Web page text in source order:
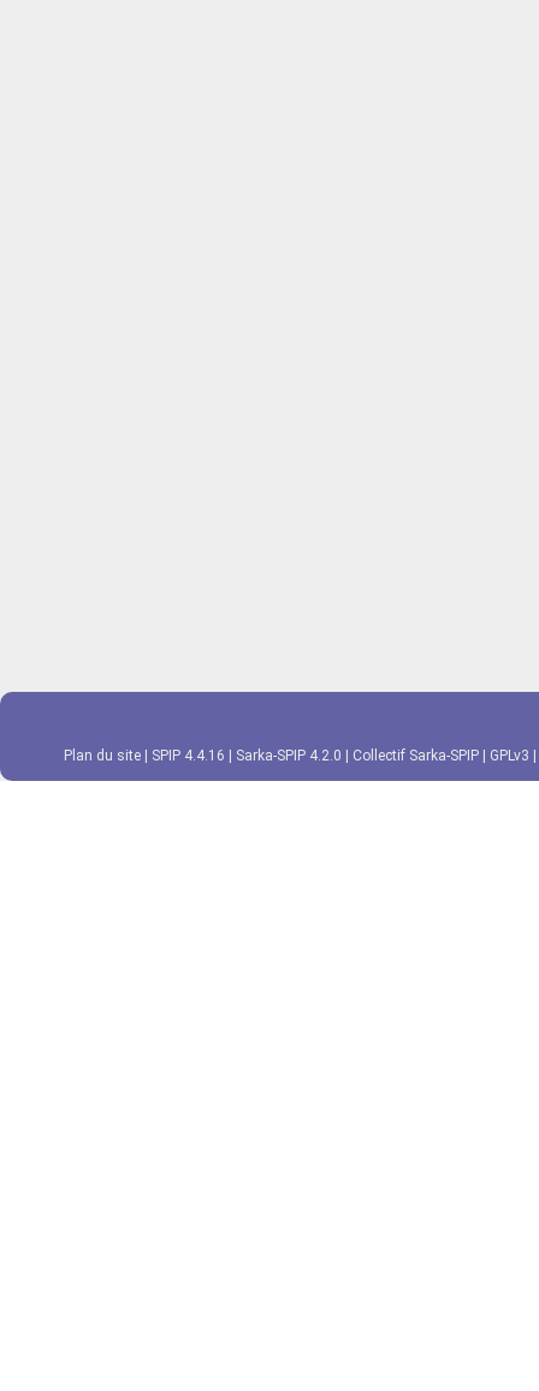
Plan du site SPIP 4.4.16 Sarka-SPIP 4.2.0 Collectif Sarka-SPIP GPLv3